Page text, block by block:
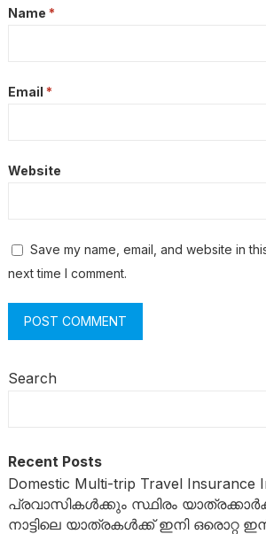
Name *
Email *
Website
Save my name, email, and website in
next time I comment.
Search
Recent Posts
Domestic Multi-trip Travel Insurance
പ്രവാസികൾക്കും സ്ഥിരം
നാട്ടിലെ യാത്രകൾക്ക് ഇനി ഒരൊറ്റ